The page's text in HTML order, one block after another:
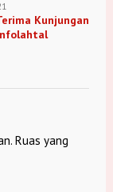
Kunjungan
Ruas yang